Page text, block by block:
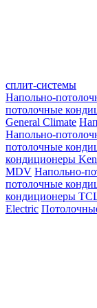
сплит-системы
Напольно-
потолочные
General Climate
Напольно-
потолочные
кондиционеры
MDV Напольно-
потолочные
кондиционеры
Electric